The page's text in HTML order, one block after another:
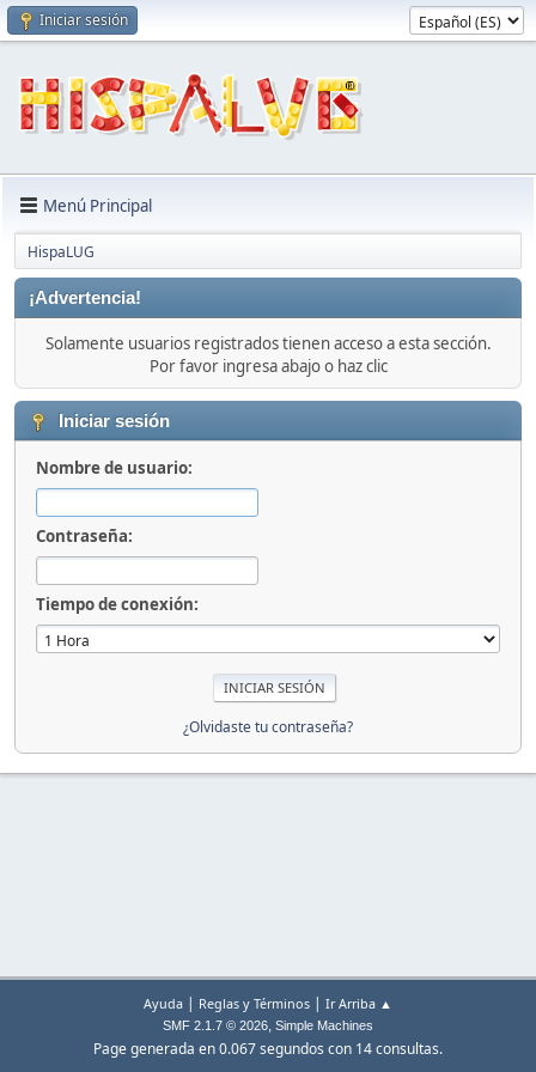
Iniciar sesión
Menú Principal
HispaLUG
¡Advertencia!
Solamente usuarios registrados tienen acceso a esta sección.
Por favor ingresa abajo o haz clic
Iniciar sesión
Nombre de usuario:
Contraseña:
Tiempo de conexión:
¿Olvidaste tu contraseña?
Ayuda | Reglas y Términos | Ir Arriba ▲
SMF 2.1.7 © 2026, Simple Machines
Page generada en 0.067 segundos con 14 consultas.